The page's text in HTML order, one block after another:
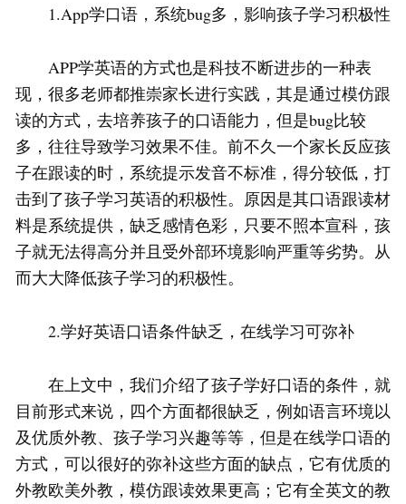
1.App学口语，系统bug多，影响孩子学习积极性
APP学英语的方式也是科技不断进步的一种表
现，很多老师都推崇家长进行实践，其是通过模仿跟
读的方式，去培养孩子的口语能力，但是bug比较
多，往往导致学习效果不佳。前不久一个家长反应孩
子在跟读的时，系统提示发音不标准，得分较低，打
击到了孩子学习英语的积极性。原因是其口语跟读材
料是系统提供，缺乏感情色彩，只要不照本宣科，孩
子就无法得高分并且受外部环境影响严重等劣势。从
而大大降低孩子学习的积极性。
2.学好英语口语条件缺乏，在线学习可弥补
在上文中，我们介绍了孩子学好口语的条件，就
目前形式来说，四个方面都很缺乏，例如语言环境以
及优质外教、孩子学习兴趣等等，但是在线学口语的
方式，可以很好的弥补这些方面的缺点，它有优质的
外教欧美外教，模仿跟读效果更高；它有全英文的教